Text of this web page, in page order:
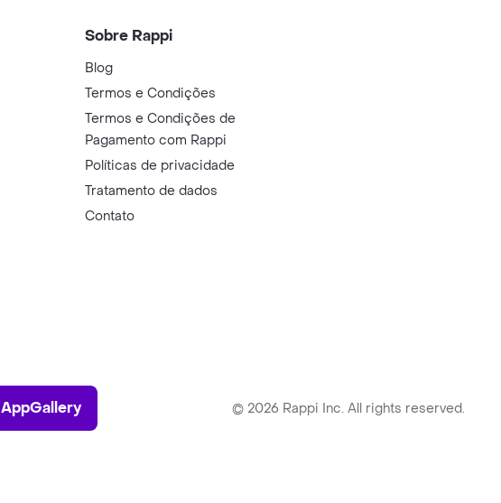
Sobre Rappi
Blog
Termos e Condições
Termos e Condições de
Pagamento com Rappi
Políticas de privacidade
Tratamento de dados
Contato
AppGallery
AppGallery © 2026 Rappi Inc. All rights reserved.